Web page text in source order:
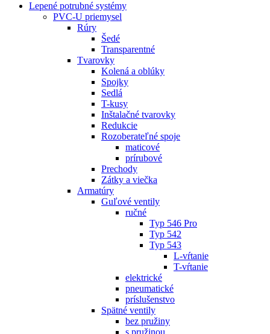
Lepené potrubné systémy
PVC-U priemysel
Rúry
Šedé
Transparentné
Tvarovky
Kolená a oblúky
Spojky
Sedlá
T-kusy
Inštalačné tvarovky
Redukcie
Rozoberateľné spoje
maticové
prírubové
Prechody
Zátky a viečka
Armatúry
Guľové ventily
ručné
Typ 546 Pro
Typ 542
Typ 543
L-vŕtanie
T-vŕtanie
elektrické
pneumatické
príslušenstvo
Spätné ventily
bez pružiny
s pružinou